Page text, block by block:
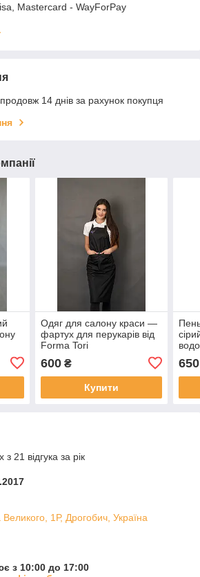
Mastercard - WayForPay
14 днів за рахунок покупця
Одяг для салону краси —
фартух для перукарів від
Forma Tori
600₴
Купити
650
21 відгука за рік
1Р, Дрогобич, Україна
з 10:00 до 17:00